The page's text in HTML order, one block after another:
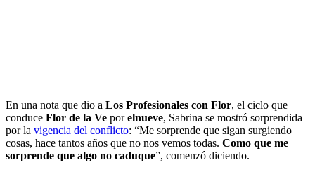
En una nota que dio a Los Profesionales con Flor, el ciclo que
conduce Flor de la Ve porelnueve, Sabrina se mostró sorprendida
por la vigencia del conflicto: “Me sorprende que sigan surgiendo
cosas, hace tantos años que no nos vemos todas. Como que me
sorprende que algo no caduque”, comenzó diciendo.